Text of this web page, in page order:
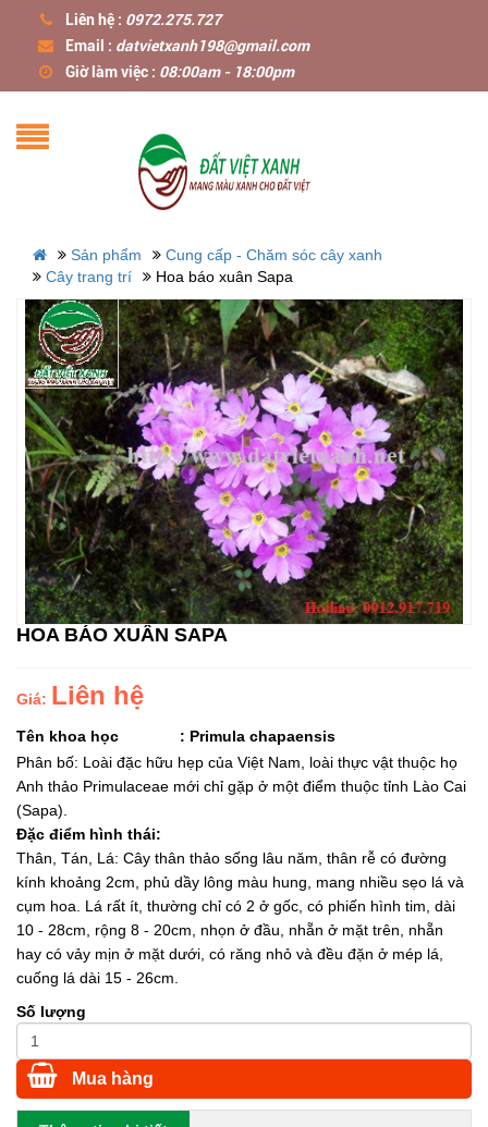
Liên hệ : 0972.275.727
Email : datvietxanh198@gmail.com
Giờ làm việc : 08:00am - 18:00pm
Sản phẩm
Cung cấp - Chăm sóc cây xanh
Cây trang trí
Hoa báo xuân Sapa
HOA BÁO XUÂN SAPA
Giá: Liên hệ
Tên khoa học : Primula chapaensis
Phân bố: Loài đặc hữu hẹp của Việt Nam, loài thực vật thuộc họ
Anh thảo Primulaceae mới chỉ gặp ở một điểm thuộc tỉnh Lào Cai
(Sapa).
Đặc điểm hình thái:
Thân, Tán, Lá: Cây thân thảo sống lâu năm, thân rễ có đường
kính khoảng 2cm, phủ dầy lông màu hung, mang nhiều sẹo lá và
cụm hoa. Lá rất ít, thường chỉ có 2 ở gốc, có phiến hình tim, dài
10 - 28cm, rộng 8 - 20cm, nhọn ở đầu, nhẵn ở mặt trên, nhẵn
hay có vảy mịn ở mặt dưới, có răng nhỏ và đều đặn ở mép lá,
cuống lá dài 15 - 26cm.
Số lượng
Mua hàng